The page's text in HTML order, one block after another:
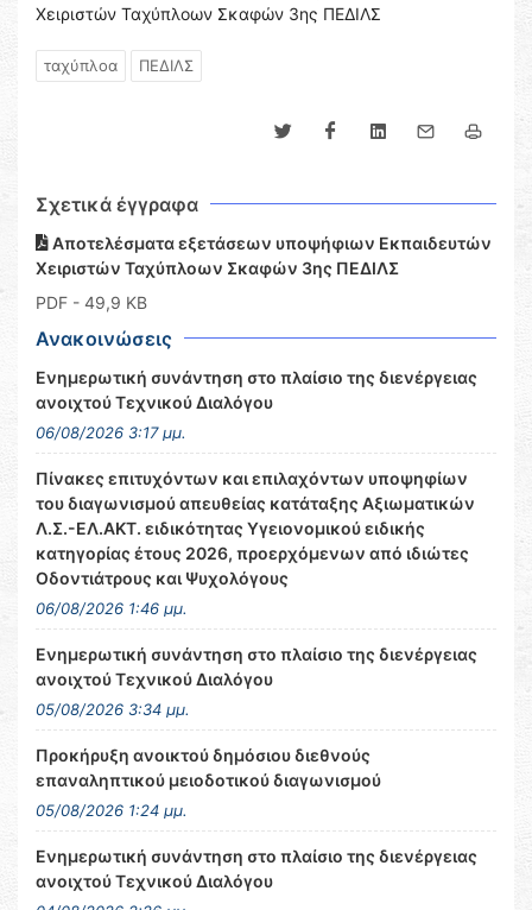
Χειριστών Ταχύπλοων Σκαφών 3ης ΠΕΔΙΛΣ
ταχύπλοα ΠΕΔΙΛΣ
Σχετικά έγγραφα
Αποτελέσματα εξετάσεων υποψήφιων Εκπαιδευτών
Χειριστών Ταχύπλοων Σκαφών 3ης ΠΕΔΙΛΣ
PDF - 49,9 KB
Ανακοινώσεις
Ενημερωτική συνάντηση στο πλαίσιο της διενέργειας
ανοιχτού Τεχνικού Διαλόγου
06/08/2026 3:17 μμ.
Πίνακες επιτυχόντων και επιλαχόντων υποψηφίων
του διαγωνισμού απευθείας κατάταξης Αξιωματικών
Λ.Σ.-ΕΛ.ΑΚΤ. ειδικότητας Υγειονομικού ειδικής
κατηγορίας έτους 2026, προερχόμενων από ιδιώτες
Οδοντιάτρους και Ψυχολόγους
06/08/2026 1:46 μμ.
Ενημερωτική συνάντηση στο πλαίσιο της διενέργειας
ανοιχτού Τεχνικού Διαλόγου
05/08/2026 3:34 μμ.
Προκήρυξη ανοικτού δημόσιου διεθνούς
επαναληπτικού μειοδοτικού διαγωνισμού
05/08/2026 1:24 μμ.
Ενημερωτική συνάντηση στο πλαίσιο της διενέργειας
ανοιχτού Τεχνικού Διαλόγου